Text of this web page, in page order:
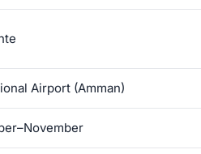
Airport (Amman)